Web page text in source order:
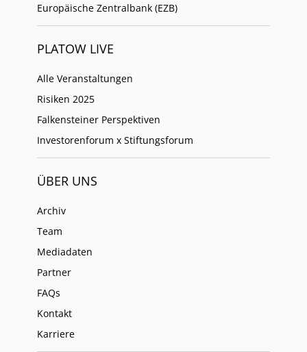
Europäische Zentralbank (EZB)
PLATOW LIVE
Alle Veranstaltungen
Risiken 2025
Falkensteiner Perspektiven
Investorenforum x Stiftungsforum
ÜBER UNS
Archiv
Team
Mediadaten
Partner
FAQs
Kontakt
Karriere